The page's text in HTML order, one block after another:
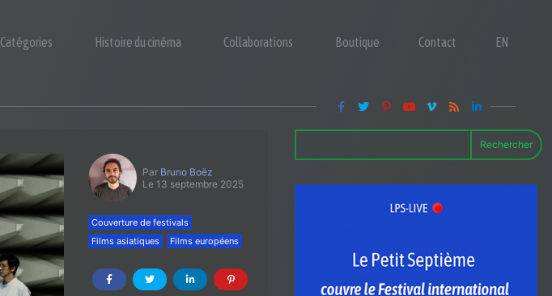
Catégories Histoire du cinéma Collaborations Boutique Contact EN
Par Bruno Boëz
Le 13 septembre 2025
Couverture de festivals
Films asiatiques
Films européens
Rechercher